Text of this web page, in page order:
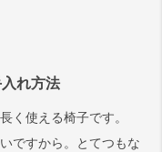
れ方法
く使える椅子です。
ですから。とてつもな